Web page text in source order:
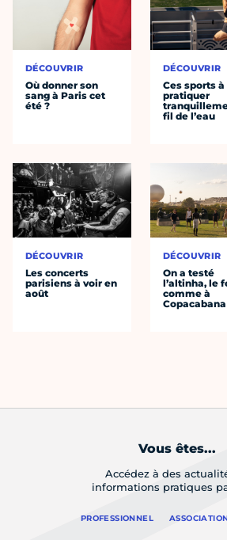
DÉCOUVRIR
Où donner son
sang à Paris cet
été ?
DÉCOUVRIR
Les concerts
parisiens à voir en
août
DÉCOUVRIR
Ces sports à
pratiquer
fil de l’eau
DÉCOUVRIR
On a testé
l’altinha, le
comme à
Copacabana
Vous êtes...
Accédez à des
informations pratiques
PROFESSIONNEL